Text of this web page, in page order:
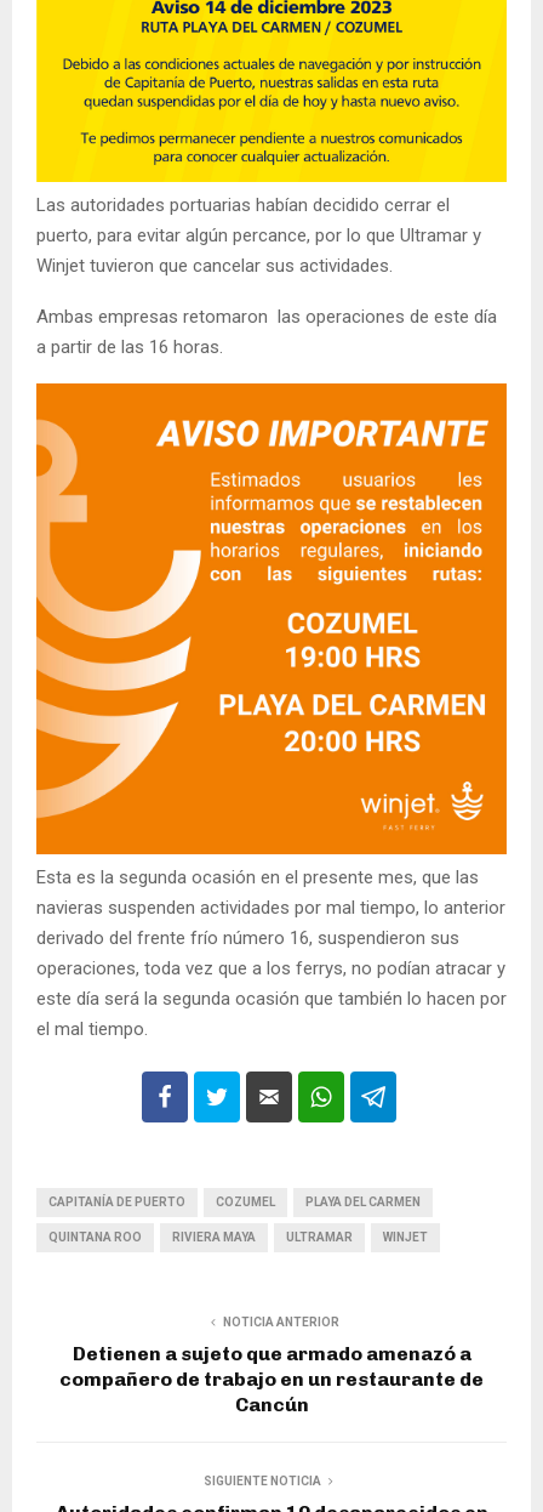
Las autoridades portuarias habían decidido cerrar el
puerto, para evitar algún percance, por lo que Ultramar y
Winjet tuvieron que cancelar sus actividades.
Ambas empresas retomaron las operaciones de este día
a partir de las 16 horas.
Esta es la segunda ocasión en el presente mes, que las
navieras suspenden actividades por mal tiempo, lo anterior
derivado del frente frío número 16, suspendieron sus
operaciones, toda vez que a los ferrys, no podían atracar y
este día será la segunda ocasión que también lo hacen por
el mal tiempo.
CAPITANÍA DE PUERTO COZUMEL PLAYA DEL CARMEN
QUINTANA ROO RIVIERA MAYA ULTRAMAR WINJET
NOTICIA ANTERIOR
Detienen a sujeto que armado amenazó a
compañero de trabajo en un restaurante de
Cancún
SIGUIENTE NOTICIA